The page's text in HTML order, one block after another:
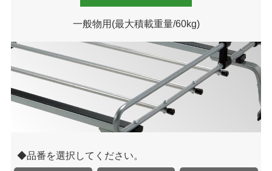
一般物用 (最大積載重量/60kg)
品番を選択してください。